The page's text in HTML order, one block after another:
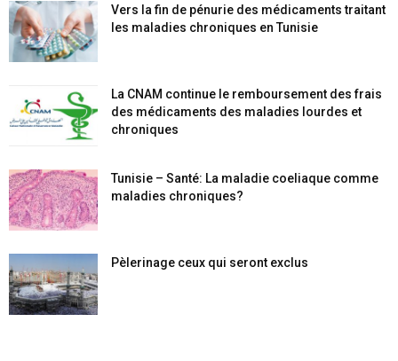
Vers la fin de pénurie des médicaments traitant
les maladies chroniques en Tunisie
La CNAM continue le remboursement des frais
des médicaments des maladies lourdes et
chroniques
Tunisie – Santé: La maladie coeliaque comme
maladies chroniques?
Pèlerinage ceux qui seront exclus